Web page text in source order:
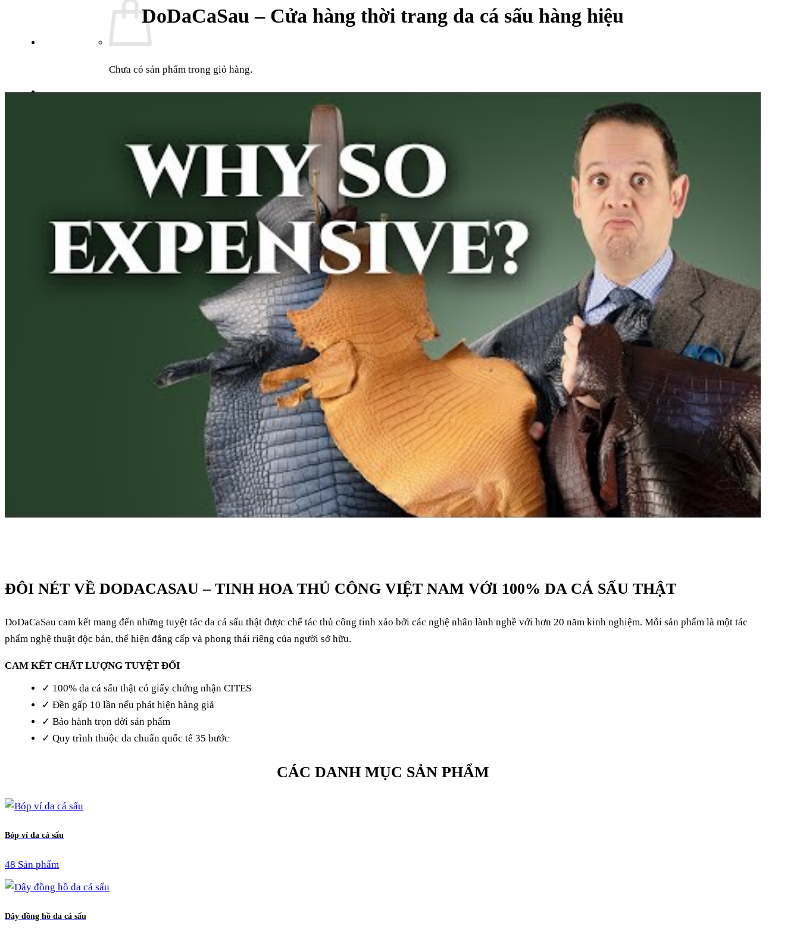
Chưa có sản phẩm trong giỏ hàng.
Chưa có sản phẩm trong giỏ hàng.
DoDaCaSau – Cửa hàng thời trang da cá sấu hàng hiệu
ĐÔI NÉT VỀ DODACASAU – TINH HOA THỦ CÔNG VIỆT NAM VỚI 100% DA CÁ SẤU THẬT
DoDaCaSau cam kết mang đến những tuyệt tác da cá sấu thật được chế tác thủ công tinh xảo bởi các nghệ nhân lành nghề với hơn 20 năm kinh nghiệm. Mỗi sản phẩm là một tác
phẩm nghệ thuật độc bản, thể hiện đẳng cấp và phong thái riêng của người sở hữu.
CAM KẾT CHẤT LƯỢNG TUYỆT ĐỐI
✓ 100% da cá sấu thật có giấy chứng nhận CITES
✓ Đền gấp 10 lần nếu phát hiện hàng giả
✓ Bảo hành trọn đời sản phẩm
✓ Quy trình thuộc da chuẩn quốc tế 35 bước
CÁC DANH MỤC SẢN PHẨM
Bóp ví da cá sấu
48 Sản phẩm
Dây đồng hồ da cá sấu